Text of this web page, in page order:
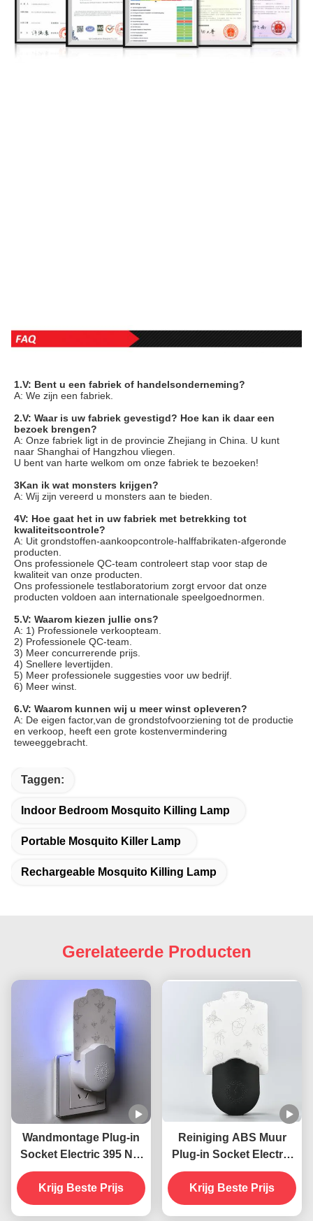
1.V: Bent u een fabriek of handelsonderneming?
A: We zijn een fabriek.
2.V: Waar is uw fabriek gevestigd? Hoe kan ik daar een
bezoek brengen?
A: Onze fabriek ligt in de provincie Zhejiang in China. U kunt
naar Shanghai of Hangzhou vliegen.
U bent van harte welkom om onze fabriek te bezoeken!
3Kan ik wat monsters krijgen?
A: Wij zijn vereerd u monsters aan te bieden.
4V: Hoe gaat het in uw fabriek met betrekking tot
kwaliteitscontrole?
A: Uit grondstoffen-aankoopcontrole-halffabrikaten-afgeronde
producten.
Ons professionele QC-team controleert stap voor stap de
kwaliteit van onze producten.
Ons professionele testlaboratorium zorgt ervoor dat onze
producten voldoen aan internationale speelgoednormen.
5.V: Waarom kiezen jullie ons?
A: 1) Professionele verkoopteam.
2) Professionele QC-team.
3) Meer concurrerende prijs.
4) Snellere levertijden.
5) Meer professionele suggesties voor uw bedrijf.
6) Meer winst.
6.V: Waarom kunnen wij u meer winst opleveren?
A: De eigen factor,van de grondstofvoorziening tot de productie
en verkoop, heeft een grote kostenvermindering
teweeggebracht.
Taggen:
Indoor Bedroom Mosquito Killing Lamp
Portable Mosquito Killer Lamp
Rechargeable Mosquito Killing Lamp
Gerelateerde Producten
Wandmontage Plug-in
Socket Electric 395 NM
UV
muggenverdelgende
lamp vliegende
Krijg Beste Prijs
Reiniging ABS Muur
Plug-in Socket Electric
395 NM UV
muggenverdelgende
lamp Vliegende
Krijg Beste Prijs